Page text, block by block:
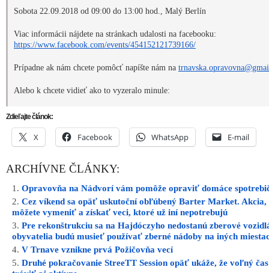
Sobota 22.09.2018 od 09:00 do 13:00 hod., Malý Berlín
Viac informácii nájdete na stránkach udalosti na facebooku:
https://www.facebook.com/events/454152121739166/
Prípadne ak nám chcete pomôcť napíšte nám na
Alebo k chcete vidieť ako to vyzeralo minule:
Zdieľajte článok:
X Facebook WhatsApp E-mail
ARCHÍVNE ČLÁNKY:
Opravovňa na Nádvorí vám pomôže opraviť domáce
Cez víkend sa opäť uskutoční obľúbený Barter Market. Akcia,
môžete vymeniť a získať veci, ktoré už iní nepotrebujú
Pre rekonštrukciu sa na Hajdóczyho nedostanú zberové
obyvatelia budú musieť používať zberné nádoby na iných
V Trnave vznikne prvá Požičovňa vecí
Druhé pokračovanie StreeTT Session opäť ukáže, že voľný